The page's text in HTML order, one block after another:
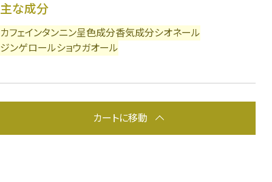
主な成分
カフェインタンニン呈色成分香気成分シオネール
ジンゲロールショウガオール
カートに移動